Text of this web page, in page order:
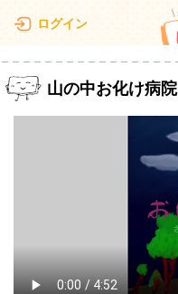
ログイン
山の中お化け病院